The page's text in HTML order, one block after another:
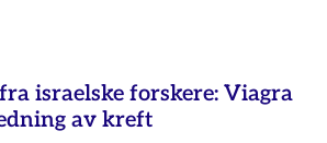
israelske forskere: Viagra
av kreft